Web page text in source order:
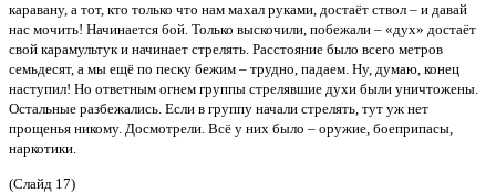
каравану, а тот, кто только что нам махал руками, достаёт ствол – и давай
нас мочить! Начинается бой. Только выскочили, побежали – «дух» достаёт
свой карамультук и начинает стрелять. Расстояние было всего метров
семьдесят, а мы ещё по песку бежим – трудно, падаем. Ну, думаю, конец
наступил! Но ответным огнем группы стрелявшие духи были уничтожены.
Остальные разбежались. Если в группу начали стрелять, тут уж нет
прощенья никому. Досмотрели. Всё у них было – оружие, боеприпасы,
наркотики.
(Слайд 17)